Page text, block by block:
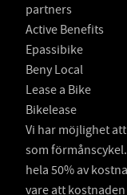
partners
Active Benefits
Epassibike
Beny Local
Lease a Bike
Bikelease
Vi har möjlighet
som
hela 50% av
vare att